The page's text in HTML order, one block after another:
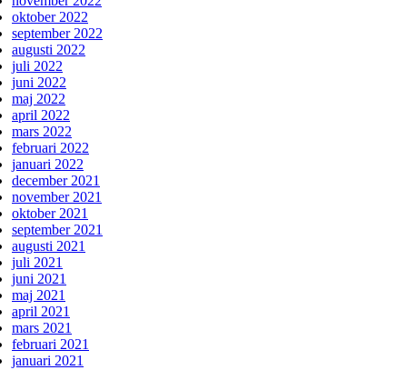
oktober 2022
september 2022
augusti 2022
juli 2022
juni 2022
maj 2022
april 2022
mars 2022
februari 2022
januari 2022
december 2021
november 2021
oktober 2021
september 2021
augusti 2021
juli 2021
juni 2021
maj 2021
april 2021
mars 2021
februari 2021
januari 2021